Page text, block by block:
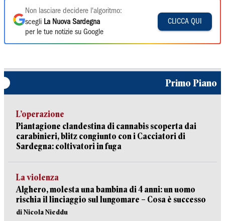
Non lasciare decidere l'algoritmo:
scegli La Nuova Sardegna
per le tue notizie su Google
CLICCA QUI
Primo Piano
L’operazione
Piantagione clandestina di cannabis scoperta dai
carabinieri, blitz congiunto con i Cacciatori di
Sardegna: coltivatori in fuga
La violenza
Alghero, molesta una bambina di 4 anni: un uomo
rischia il linciaggio sul lungomare – Cosa è successo
di Nicola Nieddu